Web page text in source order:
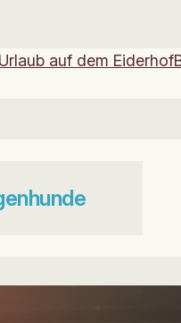
Urlaub auf dem Eiderhof